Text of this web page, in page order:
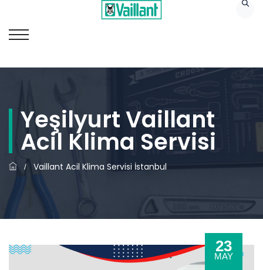
Yeşilyurt Vaillant
Acil Klima Servisi
/ Vaillant Acil Klima Servisi İstanbul
23
MAY